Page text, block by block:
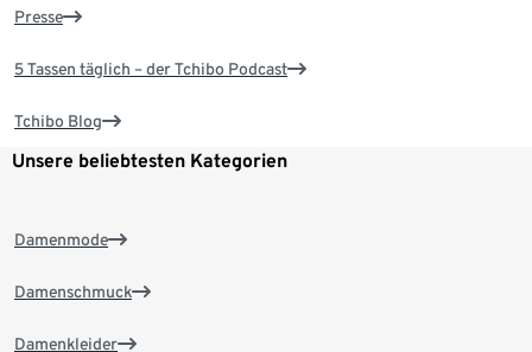
Presse
5 Tassen täglich – der Tchibo Podcast
Tchibo Blog
Unsere beliebtesten Kategorien
Damenmode
Damenschmuck
Damenkleider